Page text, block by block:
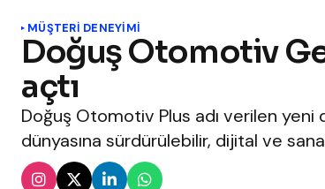
MÜŞTERI DENEYIMI
Doğuş Otomotiv
açtı
Doğuş Otomotiv Plus adı verilen
dünyasına sürdürülebilir, dijital ve